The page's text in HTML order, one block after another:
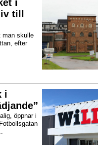
i
till
man skulle
efter
i
öppnar i